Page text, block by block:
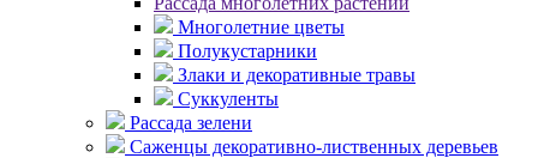
Многолетние цветы
Полукустарники
Злаки и декоративные травы
Суккуленты
Рассада зелени
Саженцы декоративно-лиственных деревьев